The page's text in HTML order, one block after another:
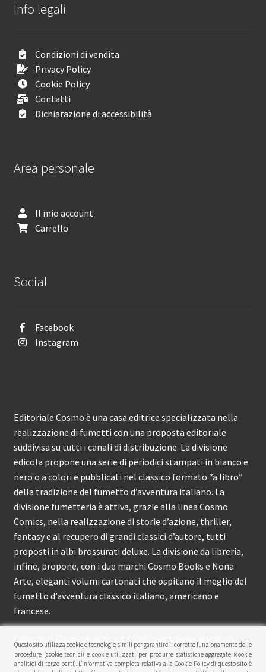
Info legali
Condizioni di vendita
Privacy Policy
Cookie Policy
Contatti
Dichiarazione di accessibilità
Area personale
Il mio account
Carrello
Social
Facebook
Instagram
Editoriale Cosmo è una casa editrice specializzata nella
realizzazione di fumetti con una proposta editoriale
suddivisa su tutti i canali di distribuzione. La divisione
edicola propone una serie di periodici stampati in bianco e
nero o a colori e pubblicati nel classico formato “a libro”
della tradizione del fumetto d’avventura italiano. La
divisione fumetteria è attiva, grazie alla linea Cosmo
Comics, nella realizzazione di storie d’azione, thriller,
fantasy e al recupero di grandi classici d’autore, tutti
proposti in albi brossurati deluxe. La divisione da libreria,
infine, propone, con i due marchi Cosmo Books e Nona
Arte, eleganti volumi cartonati che ospitano il meglio del
fumetto d’avventura classico italiano, americano e
francese.
Editoriale Cosmo è attiva dal 2012 e propone ai lettori
circa 150 pubblicazioni l’anno.
Questo sito utilizza cookie e tecnologie simili per garantire il corretto funzionamento delle
procedure (cookie tecnici) e cookie utilizzati per produrre statistiche aggregate (cookie
analitici di terze parti). L’informativa completa relativa alla Cookie Policy di questo sito è